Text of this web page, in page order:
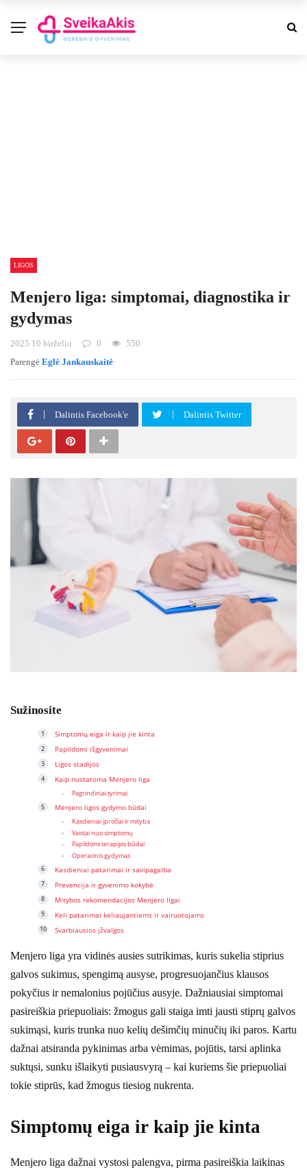
LIGOS
Menjero liga: simptomai, diagnostika ir
gydymas
2025 10 birželio 0
550
Parengė Eglė Jankauskaitė
Dalintis Facebook'e Dalintis Twitter
Sužinosite
Simptomų eiga ir kaip jie kinta
Papildomi išgyvenimai
Ligos stadijos
Kaip nustatoma Menjero liga
Pagrindiniai tyrimai
Menjero ligos gydymo būdai
Kasdieniai įpročiai ir mityba
Vaistai nuo simptomų
Papildomi terapijos būdai
Operacinis gydymas
Kasdieniai patarimai ir savipagalba
Prevencija ir gyvenimo kokybė
Mitybos rekomendacijos Menjero ligai
Keli patarimai keliaujantiems ir vairuotojams
Svarbiausios įžvalgos
Menjero liga yra vidinės ausies sutrikimas, kuris sukelia stiprius
galvos sukimus, spengimą ausyse, progresuojančius klausos
pokyčius ir nemalonius pojūčius ausyje. Dažniausiai simptomai
pasireiškia priepuoliais: žmogus gali staiga imti jausti stiprų galvos
sukimąsi, kuris trunka nuo kelių dešimčių minučių iki paros. Kartu
dažnai atsiranda pykinimas arba vėmimas, pojūtis, tarsi aplinka
suktųsi, sunku išlaikyti pusiausvyrą – kai kuriems šie priepuoliai
tokie stiprūs, kad žmogus tiesiog nukrenta.
Simptomų eiga ir kaip jie kinta
Menjero liga dažnai vystosi palengva, pirma pasireiškia laikinas